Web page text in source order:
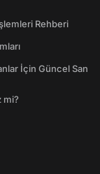
Rehberi
İçin Güncel San
mi?